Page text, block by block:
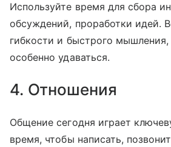
Используйте время для сбора
обсуждений, проработки идей.
гибкости и быстрого мышления,
особенно удаваться.
4. Отношения
Общение сегодня играет
время, чтобы написать,